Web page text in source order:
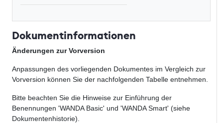
Dokumentinformationen
Änderungen zur Vorversion
Anpassungen des vorliegenden Dokumentes im Vergleich zur
Vorversion können Sie der nachfolgenden Tabelle entnehmen.
Bitte beachten Sie die Hinweise zur Einführung der
Benennungen 'WANDA Basic' und 'WANDA Smart' (siehe
Dokumentenhistorie).